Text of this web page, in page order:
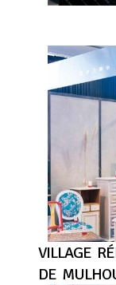
VILLAGE
DE